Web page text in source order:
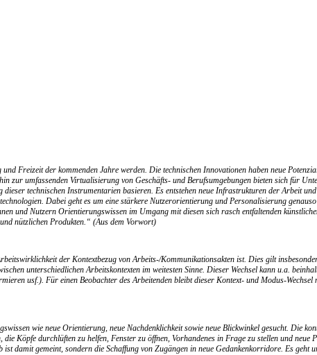
Freizeit der kommenden Jahre werden. Die technischen Innovationen haben neue
zur umfassenden Virtualisierung von Geschäfts- und Berufsumgebungen bieten sich für
dieser technischen Instrumentarien basieren. Es entstehen neue Infrastrukturen der Arbeit
Dabei geht es um eine stärkere Nutzerorientierung und Personalisierung
und Nutzern Orientierungswissen im Umgang mit diesen sich rasch entfaltenden
nützlichen Produkten.“ (Aus dem Vorwort)
der Kontextbezug von Arbeits-/Kommunikationsakten ist. Dies gilt
unterschiedlichen Arbeitskontexten im weitesten Sinne. Dieser Wechsel kann u.a.
usf.). Für einen Beobachter des Arbeitenden bleibt dieser Kontext- und Modus-
wie neue Orientierung, neue Nachdenklichkeit sowie neue Blickwinkel gesucht. Die
Köpfe durchlüften zu helfen, Fenster zu öffnen, Vorhandenes in Frage zu stellen und
damit gemeint, sondern die Schaffung von Zugängen in neue Gedankenkorridore. Es geht